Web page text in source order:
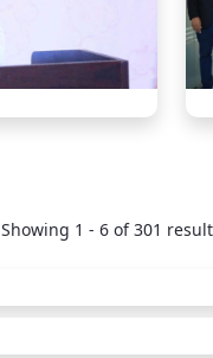
Showing 1 - 6 of 301